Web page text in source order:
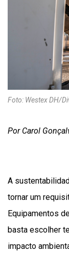
Foto: Westex DH/
Por Carol
A
tornar um
Equipamentos
basta escolher
impacto